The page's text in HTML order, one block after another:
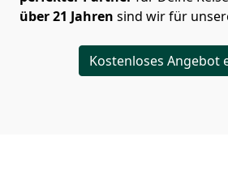
über 21 Jahren sind wir für
Kostenloses Angebot